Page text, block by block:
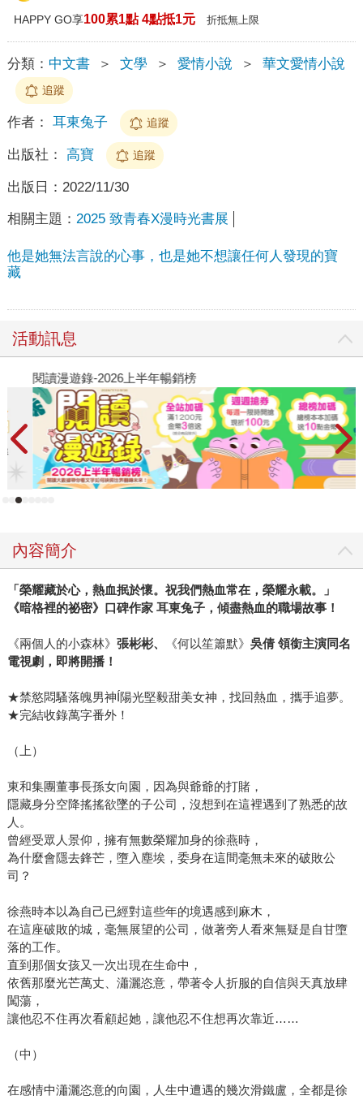
HAPPY GO享100累1點 4點抵1元 折抵無上限
分類： 中文書 ＞ 文學 ＞ 愛情小說 ＞ 華文愛情小說
追蹤
作者： 耳東兔子 追蹤
出版社： 高寶 追蹤
出版日： 2022/11/30
相關主題： 2025 致青春X漫時光書展
他是她無法言說的心事，也是她不想讓任何人發現的寶
藏
活動訊息
閱讀漫遊錄-2026上半年暢銷榜
內容簡介
「榮耀藏於心，熱血抿於懷。祝我們熱血常在，榮耀永載。」
《暗格裡的祕密》口碑作家 耳東兔子，傾盡熱血的職場故事！
《兩個人的小森林》 張彬彬、 《何以笙簫默》 吳倩領銜主演同名
電視劇，即將開播！
★禁慾悶騷落魄男神Í陽光堅毅甜美女神，找回熱血，攜手追夢。
★完結收錄萬字番外！
（上）
東和集團董事長孫女向園，因為與爺爺的打賭，
隱藏身分空降搖搖欲墜的子公司，沒想到在這裡遇到了熟悉的故
人。
曾經受眾人景仰，擁有無數榮耀加身的徐燕時，
為什麼會隱去鋒芒，墮入塵埃，委身在這間毫無未來的破敗公
司？
徐燕時本以為自己已經對這些年的境遇感到麻木，
在這座破敗的城，毫無展望的公司，做著旁人看來無疑是自甘墮
落的工作。
直到那個女孩又一次出現在生命中，
依舊那麼光芒萬丈、瀟灑恣意，帶著令人折服的自信與天真放肆
闖蕩，
讓他忍不住再次看顧起她，讓他忍不住想再次靠近……
（中）
在感情中瀟灑恣意的向園，人生中遭遇的幾次滑鐵盧，全都是徐